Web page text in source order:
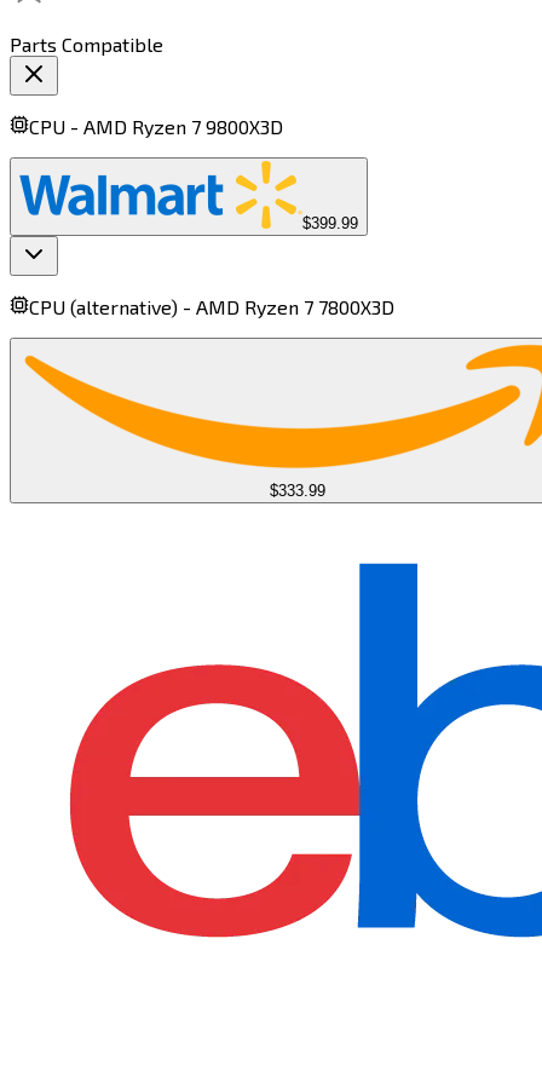
Parts Compatible
CPU - AMD Ryzen 7 9800X3D​​​​‌ ‍ ​‍​‍‌‍ ‌ ​‍‌‍‍‌‌‍‌ ‌‍‍‌‌‍ ‍​‍​‍​ ‍‍​‍​‍‌ ​ ‌‍​‌‌‍ ‍‌‍‍‌‌ ‌​‌ ‍‌​‍ ‍‌‍‍‌‌‍ ​‍​‍​‍ ​​‍​‍‌‍‍​‌ ​‍‌‍‌‌‌‍‌‍​‍​‍​ ‍‍​‍​‍​‍ ‌‍​‌‌‍‌​‌‍ ‌‌‍‍‌‌‍ ‍​‍ ‌‍‍‌‌‍ ‍‌ ‌​‌‍‌‌‌‍ ‍‌ ‌​​‍ ‌‍‌‌‌‍‌​‌‍‍‌‌ ‌​​‍ ‌‍ ‌‌‍ ‌‍‌​‌‍‌‌​ ‌‌ ​​‌ ​‍‌‍‌‌‌ ​ ‌‍‌‌‌‍ ‍‌ ‌​‌‍​‌‌ ‌​‌‍‍‌‌‍ ‌‍ ‍​ ‍ ‌‍‍‌‌‍‌​​ ‌​ ​‍​ ‌‍‌‍​‌​ ‌‌‌‍​ ​ ‌‍​ ​ ​ ‌​​‍ ‌​ ​‍​ ‍​‌‍‌‍​ ‍‌​‍ ‌​ ‌​‌‍‌‍​ ‌‍​ ‌‌​‍ ‌‌‍​‍​ ​ ‌‍‌‌​ ‌‍​‍ ‌​ ​‌​ ‌​‌‍​‍​ ‍‌​ ​​‌‍​ ​ ‌‌​ ‍‌‌‍​‍​ ​​​ ‍‌‌‍​‌​ ‍ ‌ ‌​‌ ‍‌‌ ​​‌‍‌‌​ ‌‌‍​ ‌ ​​‌ ‌‌​ ‍ ‌ ​​‌‍​‌‌ ‌​‌‍‍​​ ‌‌‍ ‍‌‍​‌‌‍ ‌‌‍‌‌​ ‌‍​‍‌‍​‌‌ ​ ‌‍‌‌‌‌‌‌‌ ​‍‌‍ ​​ ‌​‍‌‌​ ​‍‌​‌‍‌‍​‌‌‍‌​‌‍ ‌‌‍‍‌‌‍ ‍​‍‌‍‌‍‍‌‌‍‌​​ ‌​ ​‍​ ‌‍‌‍​‌​ ‌‌‌‍​ ​ ‌‍​ ​ ​ ‌​​‍ ‌​ ​‍​ ‍​‌‍‌‍​ ‍‌​‍ ‌​ ‌​‌‍‌‍​ ‌‍​ ‌‌​‍ ‌‌‍​‍​ ​ ‌‍‌‌​ ‌‍​‍ ‌​ ​‌​ ‌​‌‍​‍​ ‍‌​ ​​‌‍​ ​ ‌‌​ ‍‌‌‍​‍​ ​​​ ‍‌‌‍​‌​‍‌‍‌ ‌​‌ ‍‌‌ ​​‌‍‌‌​ ‌‌‍​ ‌ ​​‌ ‌‌​‍‌‍‌ ​​‌‍​‌‌ ‌​‌‍‍​​ ‌‌‍ ‍‌‍​‌‌‍ ‌‌‍‌‌​‍‌‍‌ ​​‌‍‌‌‌ ​‍‌ ​ ‌ ​​‌‍‌‌‌‍​ ‌ ‌​‌‍‍‌‌ ‌‍‌‍‌‌​ ‌‌ ​​‌ ‌‌‌‍​‍‌‍ ​‌‍‍‌‌ ​ ‌‍‍​‌‍‌‌‌‍‌​​‍​‍‌ ‌
$399.99
find more on cpus.gg
CPU (alternative) - AMD Ryzen 7 7800X3D​​​​‌ ‍ ​‍​‍‌‍ ‌ ​‍‌‍‍‌‌‍‌ ‌‍‍‌‌‍ ‍​‍​‍​ ‍‍​‍​‍‌ ​ ‌‍​‌‌‍ ‍‌‍‍‌‌ ‌​‌ ‍‌​‍ ‍‌‍‍‌‌‍ ​‍​‍​‍ ​​‍​‍‌‍‍​‌ ​‍‌‍‌‌‌‍‌‍​‍​‍​ ‍‍​‍​‍​‍ ‌‍​‌‌‍‌​‌‍ ‌‌‍‍‌‌‍ ‍​‍ ‌‍‍‌‌‍ ‍‌ ‌​‌‍‌‌‌‍ ‍‌ ‌​​‍ ‌‍‌‌‌‍‌​‌‍‍‌‌ ‌​​‍ ‌‍ ‌‌‍ ‌‍‌​‌‍‌‌​ ‌‌ ​​‌ ​‍‌‍‌‌‌ ​ ‌‍‌‌‌‍ ‍‌ ‌​‌‍​‌‌ ‌​‌‍‍‌‌‍ ‌‍ ‍​ ‍ ‌‍‍‌‌‍‌​​ ‌‌‍​‍‌‍​‍​ ​‍‌‍​‌‌‍‌​​ ‌​​ ​‌​ ​ ​‍ ‌‌‍​‌​ ​‌‌‍​‍‌‍​‌​‍ ‌​ ‌​‌‍‌‍​ ‌​‌‍​ ​‍ ‌‌‍​‌​ ‌‌‌‍​ ​ ‍‌​‍ ‌​ ‌​​ ‌‌​ ​‌​ ​‌‌‍‌​‌‍‌‍‌‍​‌‌‍​‌‌‍‌‍‌‍​‍‌‍‌​‌‍​‍​ ‍ ‌ ‌​‌ ‍‌‌ ​​‌‍‌‌​ ‌‌‍​ ‌ ​​‌ ‌‌​ ‍ ‌ ​​‌‍​‌‌ ‌​‌‍‍​​ ‌‌‍ ‍‌‍​‌‌‍ ‌‌‍‌‌​ ‌‍​‍‌‍​‌‌ ​ ‌‍‌‌‌‌‌‌‌ ​‍‌‍ ​​ ‌​‍‌‌​ ​‍‌​‌‍‌‍​‌‌‍‌​‌‍ ‌‌‍‍‌‌‍ ‍​‍‌‍‌‍‍‌‌‍‌​​ ‌‌‍​‍‌‍​‍​ ​‍‌‍​‌‌‍‌​​ ‌​​ ​‌​ ​ ​‍ ‌‌‍​‌​ ​‌‌‍​‍‌‍​‌​‍ ‌​ ‌​‌‍‌‍​ ‌​‌‍​ ​‍ ‌‌‍​‌​ ‌‌‌‍​ ​ ‍‌​‍ ‌​ ‌​​ ‌‌​ ​‌​ ​‌‌‍‌​‌‍‌‍‌‍​‌‌‍​‌‌‍‌‍‌‍​‍‌‍‌​‌‍​‍​‍‌‍‌ ‌​‌ ‍‌‌ ​​‌‍‌‌​ ‌‌‍​ ‌ ​​‌ ‌‌​‍‌‍‌ ​​‌‍​‌‌ ‌​‌‍‍​​ ‌‌‍ ‍‌‍​‌‌‍ ‌‌‍‌‌​‍‌‍‌ ​​‌‍‌‌‌ ​‍‌ ​ ‌ ​​‌‍‌‌‌‍​ ‌ ‌​‌‍‍‌‌ ‌‍‌‍‌‌​ ‌‌ ​​‌ ‌‌‌‍​‍‌‍ ​‌‍‍‌‌ ​ ‌‍‍​‌‍‌‌‌‍‌​​‍​‍‌ ‌
$333.99